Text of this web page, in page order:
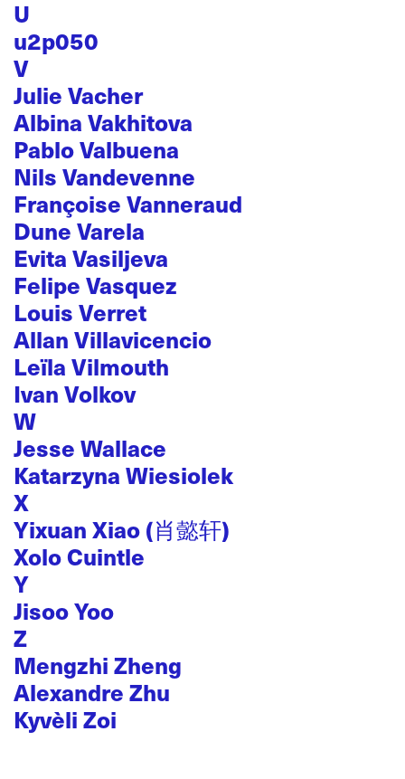
U
u2p050
V
Julie Vacher
Albina Vakhitova
Pablo Valbuena
Nils Vandevenne
Françoise Vanneraud
Dune Varela
Evita Vasiljeva
Felipe Vasquez
Louis Verret
Allan Villavicencio
Leïla Vilmouth
Ivan Volkov
W
Jesse Wallace
Katarzyna Wiesiolek
X
Yixuan Xiao (肖懿轩)
Xolo Cuintle
Y
Jisoo Yoo
Z
Mengzhi Zheng
Alexandre Zhu
Kyvèli Zoi